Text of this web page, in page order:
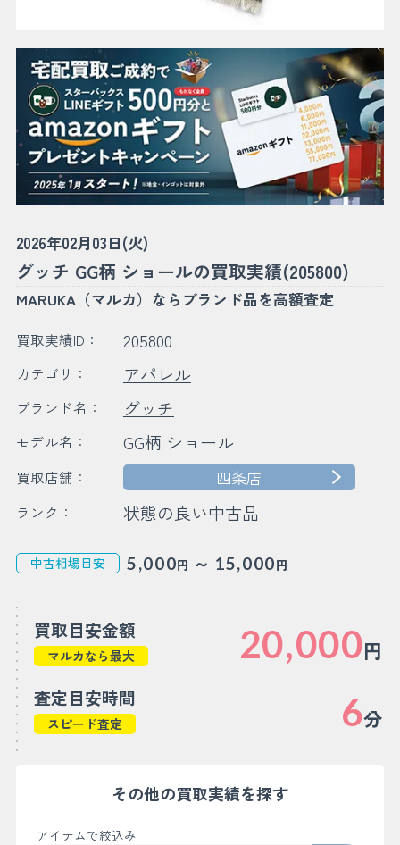
2026年02月03日(火)
グッチ GG柄 ショールの買取実績(205800)
MARUKA（マルカ）ならブランド品を高額査定
買取実績ID： 205800
カテゴリ： アパレル
ブランド名： グッチ
モデル名： GG柄 ショール
買取店舗： 四条店
ランク： 状態の良い中古品
中古相場目安 5,000円 ～ 15,000円
買取目安金額
マルカなら最大 20,000円
査定目安時間
スピード査定 6分
その他の買取実績を探す
アイテムで絞込み